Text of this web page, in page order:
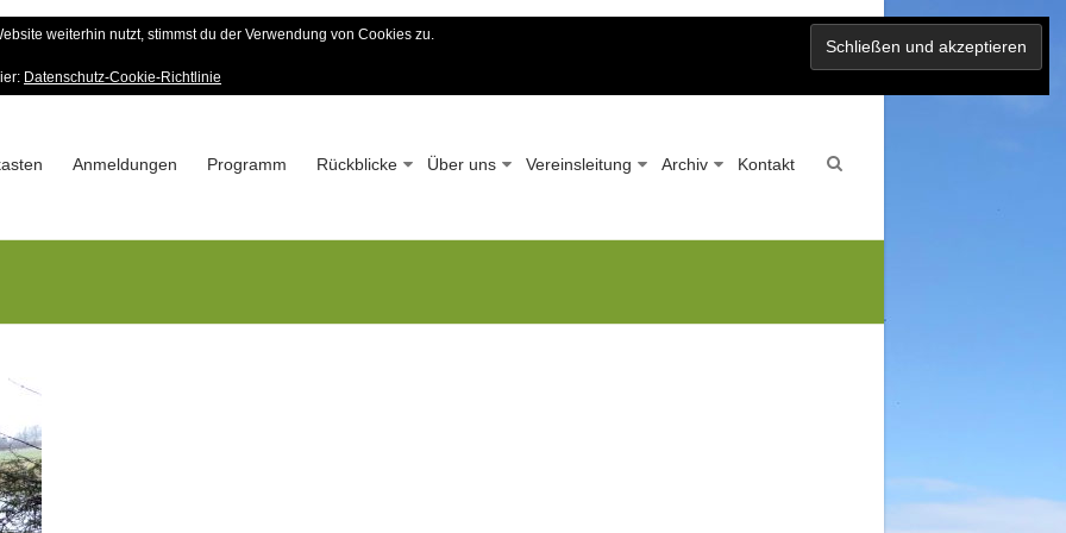
Wald-Verein
Seit 1963
Anmeldungen Programm Rückblicke Über uns Vereinsleitung Archiv Kontakt
weiterhin nutzt, stimmst du der Verwendung von Cookies zu.
Datenschutz-Cookie-Richtlinie